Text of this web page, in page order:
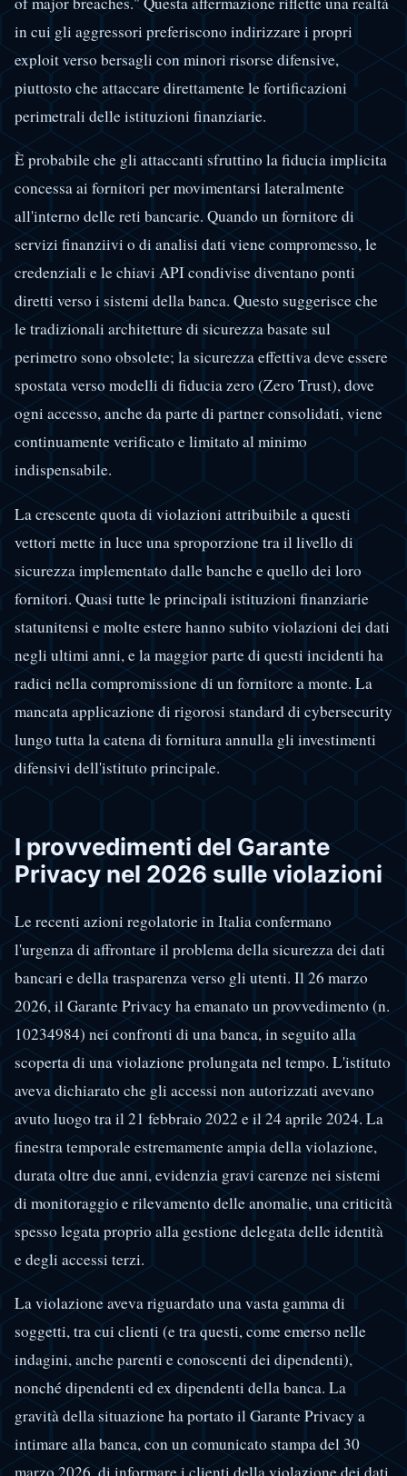
in cui gli aggressori preferiscono indirizzare i propri
exploit verso bersagli con minori risorse difensive,
piuttosto che attaccare direttamente le fortificazioni
perimetrali delle istituzioni finanziarie.
È probabile che gli attaccanti sfruttino la fiducia implicita
concessa ai fornitori per movimentarsi lateralmente
all'interno delle reti bancarie. Quando un fornitore di
servizi finanziivi o di analisi dati viene compromesso, le
credenziali e le chiavi API condivise diventano ponti
diretti verso i sistemi della banca. Questo suggerisce che
le tradizionali architetture di sicurezza basate sul
perimetro sono obsolete; la sicurezza effettiva deve essere
spostata verso modelli di fiducia zero (Zero Trust), dove
ogni accesso, anche da parte di partner consolidati, viene
continuamente verificato e limitato al minimo
indispensabile.
La crescente quota di violazioni attribuibile a questi
vettori mette in luce una sproporzione tra il livello di
sicurezza implementato dalle banche e quello dei loro
fornitori. Quasi tutte le principali istituzioni finanziarie
statunitensi e molte estere hanno subito violazioni dei dati
negli ultimi anni, e la maggior parte di questi incidenti ha
radici nella compromissione di un fornitore a monte. La
mancata applicazione di rigorosi standard di cybersecurity
lungo tutta la catena di fornitura annulla gli investimenti
difensivi dell'istituto principale.
I provvedimenti del Garante
Privacy nel 2026 sulle violazioni
Le recenti azioni regolatorie in Italia confermano
l'urgenza di affrontare il problema della sicurezza dei dati
bancari e della trasparenza verso gli utenti. Il 26 marzo
2026, il Garante Privacy ha emanato un provvedimento (n.
10234984) nei confronti di una banca, in seguito alla
scoperta di una violazione prolungata nel tempo. L'istituto
aveva dichiarato che gli accessi non autorizzati avevano
avuto luogo tra il 21 febbraio 2022 e il 24 aprile 2024. La
finestra temporale estremamente ampia della violazione,
durata oltre due anni, evidenzia gravi carenze nei sistemi
di monitoraggio e rilevamento delle anomalie, una criticità
spesso legata proprio alla gestione delegata delle identità
e degli accessi terzi.
La violazione aveva riguardato una vasta gamma di
soggetti, tra cui clienti (e tra questi, come emerso nelle
indagini, anche parenti e conoscenti dei dipendenti),
nonché dipendenti ed ex dipendenti della banca. La
gravità della situazione ha portato il Garante Privacy a
intimare alla banca, con un comunicato stampa del 30